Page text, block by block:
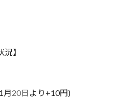
況】
月20日 より+10円)